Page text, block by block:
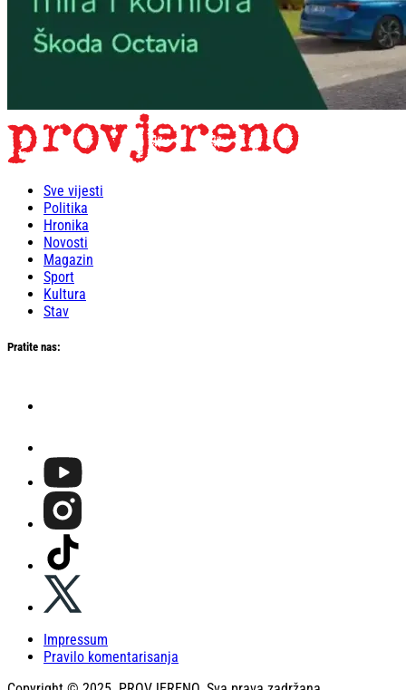
Sve vijesti
Politika
Hronika
Novosti
Magazin
Sport
Kultura
Stav
Pratite nas:
Impressum
Pravilo komentarisanja